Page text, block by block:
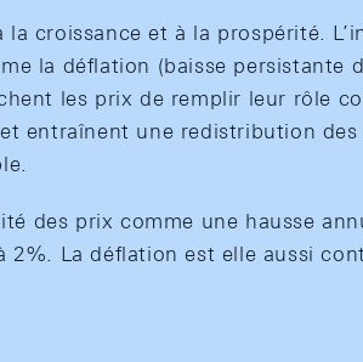
croissance et à la prospérité.
la déflation (baisse persistante
les prix de remplir leur rôle
entraînent une redistribution des
des prix comme une hausse
2%. La déflation est elle aussi